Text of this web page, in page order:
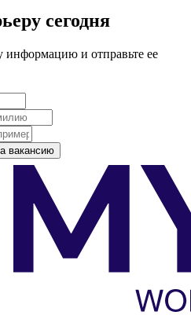
сегодня
информацию и отправьте ее
вакансию